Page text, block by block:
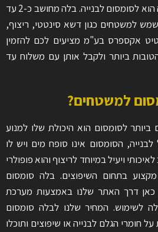
ביותר של חישוב כמות בבלה הוא לסומסום לבנייה. בלה מחושב כ-2 עד
למשטחים כגון דשא סינטטי, ריצוף,
טיט אקספרס בע"מ מציעים לכם להזמין
ביותר ולקבל אותן עם משלוח עד
למשטחים?
ביותר לסומסום הוא היכולת שלו למנוע
הסומסום אינו סופח מים ויש לו
ויעיל במיוחד לריצוף והוא פופולרי
בתחום השיפוצים. בלה סומסום
כאן דרך האתר שלנו באמצעות מערכת
לשימוש. המחיר שלנו לבלה סומסום
חומרי הגלם לבנייה או שיפוצים ותוכלו